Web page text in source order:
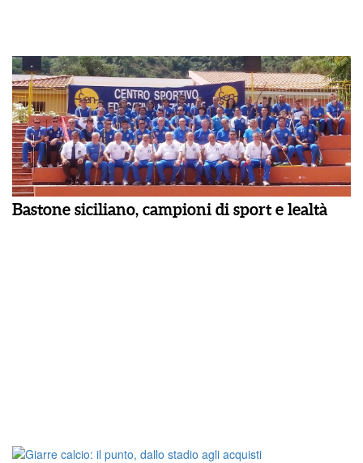
Bastone siciliano, campioni di sport e lealtà